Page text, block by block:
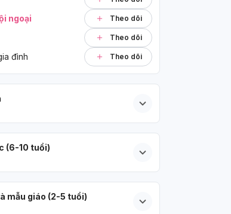
ngoại Theo dõi
Theo dõi
đình Theo dõi
(6-10 tuổi)
mẫu giáo (2-5 tuổi)